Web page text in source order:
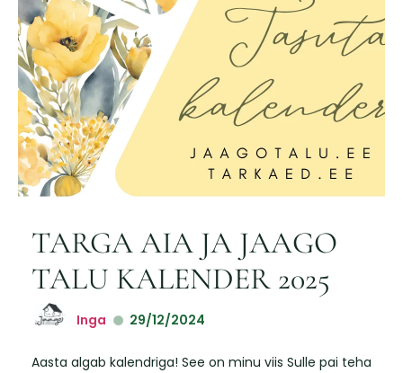
TARGA AIA JA JAAGO
TALU KALENDER 2025
Inga 29/12/2024
Aasta algab kalendriga! See on minu viis Sulle pai teha